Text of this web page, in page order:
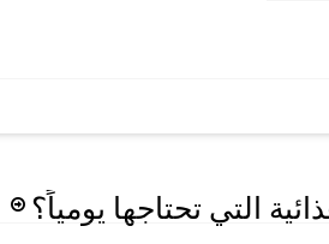
التي تحتاجها يومياً؟